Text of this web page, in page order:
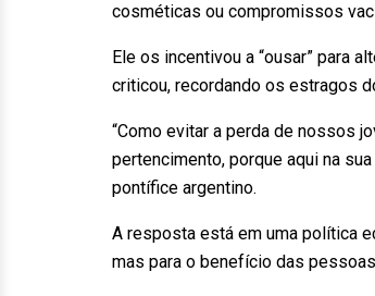
cosméticas ou compromissos
Ele os incentivou a “ousar” para
criticou, recordando os estragos
“Como evitar a perda de nossos
pertencimento, porque aqui na
pontífice argentino.
A resposta está em uma política
mas para o benefício das